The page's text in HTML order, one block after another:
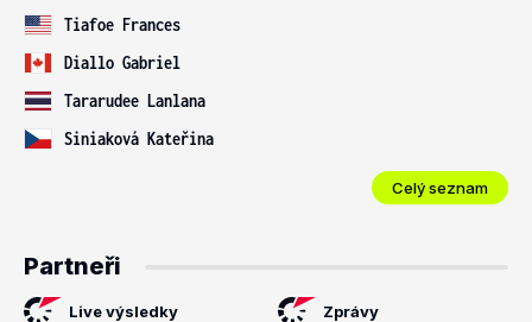
Tiafoe Frances
Diallo Gabriel
Tararudee Lanlana
Siniaková Kateřina
Celý seznam
Partneři
Live výsledky Zprávy